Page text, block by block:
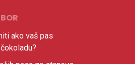
ako vaš pas